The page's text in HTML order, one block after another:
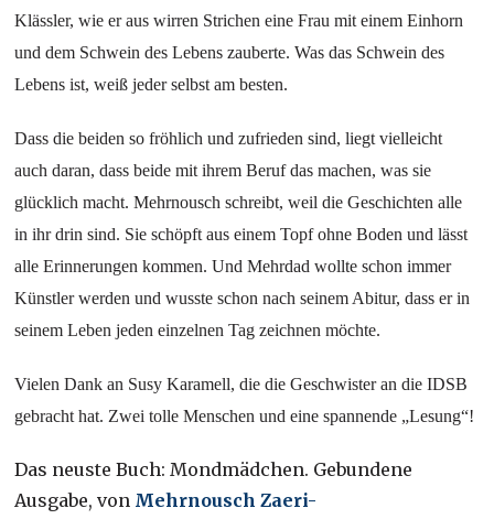
Klässler, wie er aus wirren Strichen eine Frau mit einem Einhorn
und dem Schwein des Lebens zauberte. Was das Schwein des
Lebens ist, weiß jeder selbst am besten.
Dass die beiden so fröhlich und zufrieden sind, liegt vielleicht
auch daran, dass beide mit ihrem Beruf das machen, was sie
glücklich macht. Mehrnousch schreibt, weil die Geschichten alle
in ihr drin sind. Sie schöpft aus einem Topf ohne Boden und lässt
alle Erinnerungen kommen. Und Mehrdad wollte schon immer
Künstler werden und wusste schon nach seinem Abitur, dass er in
seinem Leben jeden einzelnen Tag zeichnen möchte.
Vielen Dank an Susy Karamell, die die Geschwister an die IDSB
gebracht hat. Zwei tolle Menschen und eine spannende „Lesung“!
Das neuste Buch: Mondmädchen. Gebundene
Ausgabe, von Mehrnousch Zaeri-